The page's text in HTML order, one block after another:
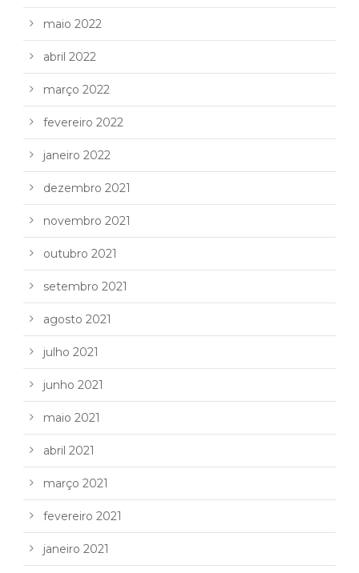
maio 2022
abril 2022
março 2022
fevereiro 2022
janeiro 2022
dezembro 2021
novembro 2021
outubro 2021
setembro 2021
agosto 2021
julho 2021
junho 2021
maio 2021
abril 2021
março 2021
fevereiro 2021
janeiro 2021